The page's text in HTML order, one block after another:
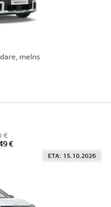
melns
€
€
ETA: 15.10.2026